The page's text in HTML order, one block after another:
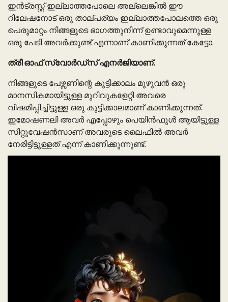
ഇൻട്രസ്റ്റ് ഇല്ലാത്തപോലെ അല്ലെങ്കിൽ ഈ
റിലേഷനോട് ഒരു താല്പര്യം ഇല്ലാത്തപോലത്തെ ഒരു
പെരുമാറ്റം നിങ്ങളുടെ ഭാഗത്തുനിന്ന് ഉണ്ടാവുമെന്നുള്ള
ഒരു പേടി അവർക്കുണ്ട് എന്നാണ് കാണിക്കുന്നത് കേട്ടോ.
ത്രീ ഓഫ് സ്വോർഡ്സ് എനർജിയാണ്.
നിങ്ങളുടെ പേഴ്സണിന്റെ കുട്ടിക്കാലം മുഴുവൻ ഒരു
മാനസികമായിട്ടുള്ള മുറിവുകളേറ്റി അവരെ
വിഷമിപ്പിച്ചിട്ടുള്ള ഒരു കുട്ടിക്കാലമാണ് കാണിക്കുന്നത്.
ഇമോഷണലി അവർ എപ്പോഴും പെയിൻഫുൾ ആയിട്ടുള്ള
സിറ്റുവേഷൻസാണ് അവരുടെ ലൈഫിൽ അവർ
നേരിട്ടിട്ടുള്ളത് എന്ന് കാണിക്കുന്നുണ്ട്.